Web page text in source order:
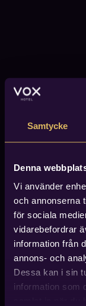
Samtycke
Denna
Vi använder
och annonserna
för sociala
vidarebefordrar
information från
annons- och
Dessa kan i sin
information som